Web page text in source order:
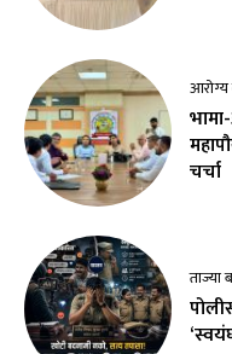
चर्चा
ताज्या